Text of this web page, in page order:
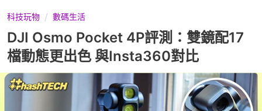
科技玩物 數碼生活
DJI Osmo Pocket 4P評測：雙鏡配17
檔動態更出色 與Insta360對比